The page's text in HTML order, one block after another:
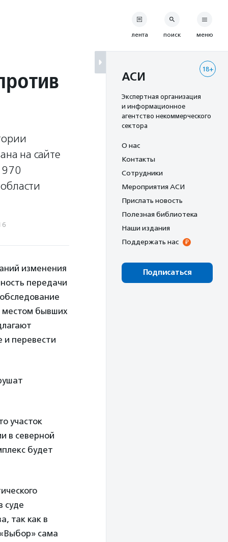
на сайте
изменения
передачи
местом бывших
и перевести
участок
в северной
будет
суде
так как в
сама
лента поиск меню
18+
АСИ
Экспертная организация
и информационное
агентство некоммерческого
сектора
О нас
Контакты
Сотрудники
Мероприятия АСИ
Прислать новость
Полезная библиотека
Наши издания
Поддержать нас
Подписаться